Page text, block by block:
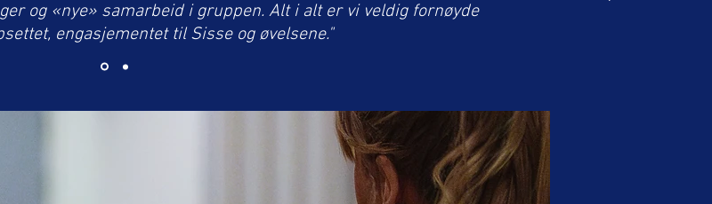
og «nye» samarbeid i gruppen. Alt i alt er vi veldig fornøyde
engasjementet til Sisse og øvelsene."